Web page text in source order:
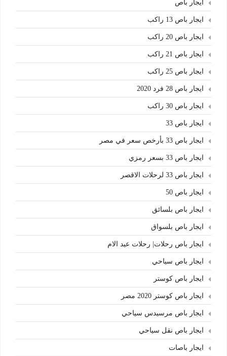
ايجار باص
ايجار باص 13 راكب
ايجار باص 20 راكب
ايجار باص 21 راكب
ايجار باص 25 راكب
ايجار باص 28 فرد 2020
ايجار باص 30 راكب
ايجار باص 33
ايجار باص 33 بأرخص سعر في مصر
ايجار باص 33 بسعر رمزي
ايجار باص 33 لرحلات الاقصر
ايجار باص 50
ايجار باص بلسائق
ايجار باص بلسواق
ايجار باص رحلات| رحلات عيد الام
ايجار باص سياحي
ايجار باص كوستر
ايجار باص كوستر 2020 مصر
ايجار باص مرسيدس سياحي
ايجار باص نقل سياحي
ايجار باصات